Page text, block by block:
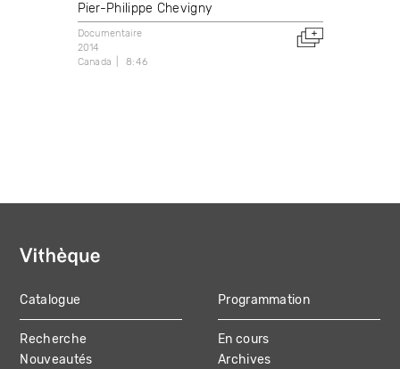
Pier-Philippe Chevigny
Documentaire
2014
Canada
8:46
MAIN
NAVIGATION
Catalogue
Recherche
Nouveautés
Programmation
En cours
Archives